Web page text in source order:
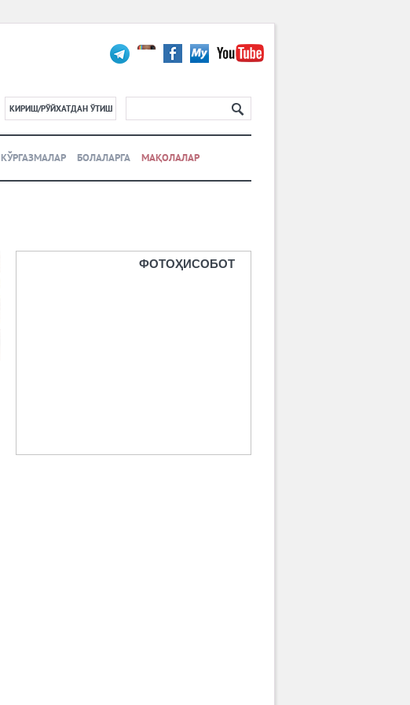
КИРИШ/РЎЙХАТДАН ЎТИШ
КЎРГАЗМАЛАР БОЛАЛАРГА МАҚОЛАЛАР
ФОТОҲИСОБОТ